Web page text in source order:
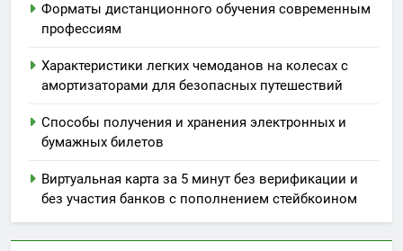
Форматы дистанционного обучения современным
профессиям
Характеристики легких чемоданов на колесах с
амортизаторами для безопасных путешествий
Способы получения и хранения электронных и
бумажных билетов
Виртуальная карта за 5 минут без верификации и
без участия банков с пополнением стейбкоином